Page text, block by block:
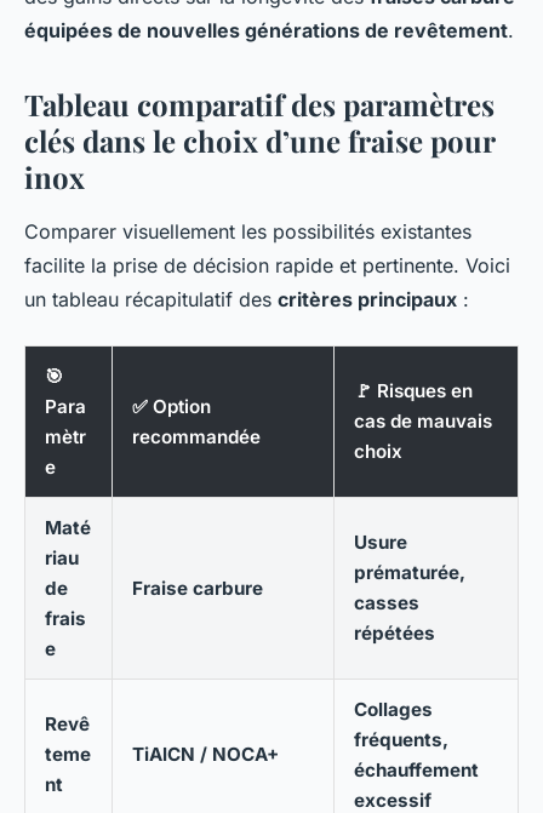
équipées de nouvelles générations de revêtement.
Tableau comparatif des paramètres
clés dans le choix d’une fraise pour
inox
Comparer visuellement les possibilités existantes
facilite la prise de décision rapide et pertinente. Voici
un tableau récapitulatif des critères principaux :
🎯
Para
mètr
e
✅ Option
recommandée
🚩 Risques en
cas de mauvais
choix
Maté
riau
de
frais
e
Fraise carbure
Usure
prématurée,
casses
répétées
Revê
teme
nt
TiAlCN / NOCA+
Collages
fréquents,
échauffement
excessif